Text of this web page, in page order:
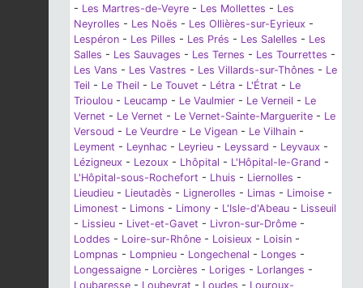
- Les Martres-de-Veyre - Les Mollettes - Les
Neyrolles - Les Noës - Les Ollières-sur-Eyrieux -
Lespéron - Les Pilles - Les Prés - Les Salelles - Les
Salles - Les Sauvages - Les Ternes - Les Tourrettes -
Les Vans - Les Vastres - Les Villards-sur-Thônes - Le
Teil - Le Theil - Le Touvet - Létra - L'Étrat - Le
Trioulou - Leucamp - Le Vaulmier - Le Verneil - Le
Vernet - Le Vernet - Le Vernet-Sainte-Marguerite - Le
Versoud - Le Veurdre - Le Vigean - Le Vilhain -
Leyment - Leynhac - Leyrieu - Leyssard - Leyvaux -
Lézigneux - Lezoux - Lhôpital - L'Hôpital-le-Grand -
L'Hôpital-sous-Rochefort - Lhuis - Liernolles -
Lieudieu - Lieutadès - Lignerolles - Limas - Limoise -
Limonest - Limons - Limony - L'Isle-d'Abeau - Lisseuil
- Lissieu - Livet-et-Gavet - Livron-sur-Drôme -
Loddes - Loire-sur-Rhône - Loisieux - Loisin -
Lompnas - Lompnieu - Longechenal - Longes -
Longessaigne - Lorcières - Loriges - Lorlanges -
Loubaresse - Loubeyrat - Loudes - Louroux-